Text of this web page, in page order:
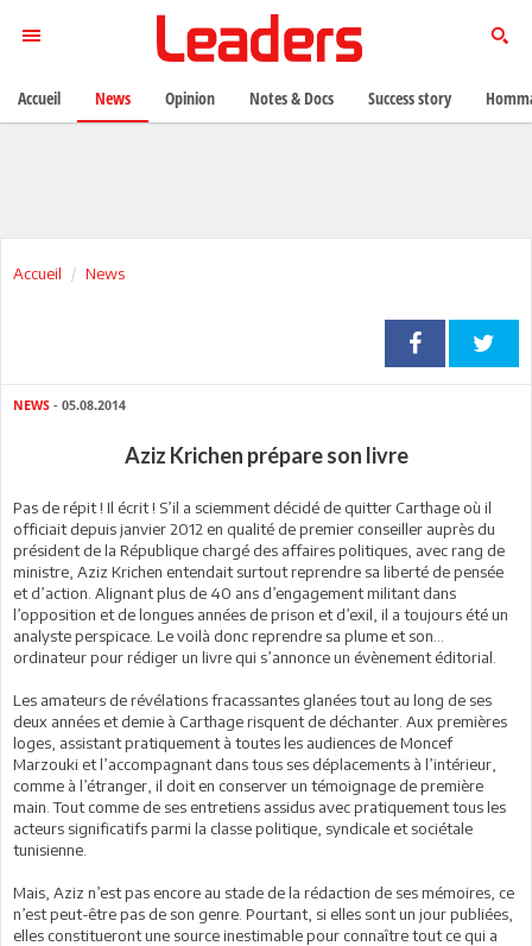
Accueil News
NEWS - 05.08.2014
Aziz Krichen prépare son livre
Pas de répit ! Il écrit ! S’il a sciemment décidé de quitter Carthage où il
officiait depuis janvier 2012 en qualité de premier conseiller auprès du
président de la République chargé des affaires politiques, avec rang de
ministre, Aziz Krichen entendait surtout reprendre sa liberté de pensée
et d’action. Alignant plus de 40 ans d’engagement militant dans
l’opposition et de longues années de prison et d’exil, il a toujours été un
analyste perspicace. Le voilà donc reprendre sa plume et son…
ordinateur pour rédiger un livre qui s’annonce un évènement éditorial.
Les amateurs de révélations fracassantes glanées tout au long de ses
deux années et demie à Carthage risquent de déchanter. Aux premières
loges, assistant pratiquement à toutes les audiences de Moncef
Marzouki et l’accompagnant dans tous ses déplacements à l’intérieur,
comme à l’étranger, il doit en conserver un témoignage de première
main. Tout comme de ses entretiens assidus avec pratiquement tous les
acteurs significatifs parmi la classe politique, syndicale et sociétale
tunisienne.
Mais, Aziz n’est pas encore au stade de la rédaction de ses mémoires, ce
n’est peut-être pas de son genre. Pourtant, si elles sont un jour publiées,
elles constitueront une source inestimable pour connaître tout ce qui a
Accueil News Opinion Notes & Docs Success story